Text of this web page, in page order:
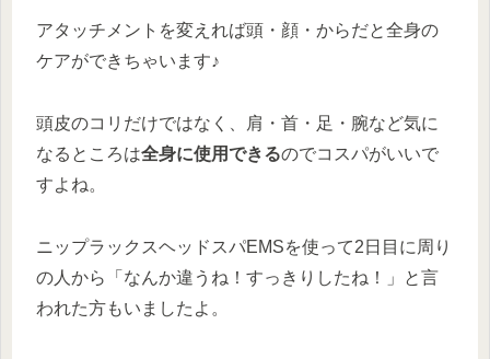
アタッチメントを変えれば頭・顔・からだと全身の
ケアができちゃいます♪
頭皮のコリだけではなく、肩・首・足・腕など気に
なるところは全身に使用できるのでコスパがいいで
すよね。
ニップラックスヘッドスパEMSを使って2日目に周り
の人から「なんか違うね！すっきりしたね！」と言
われた方もいましたよ。